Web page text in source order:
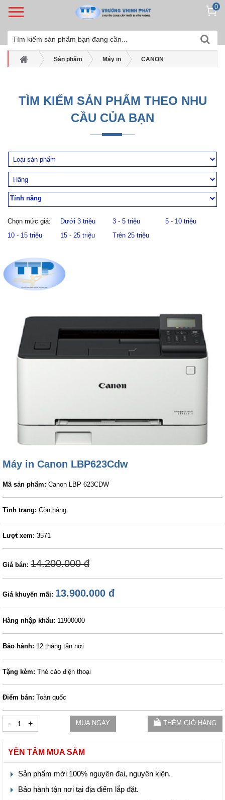
0
Sản phẩm Máy in CANON
TÌM KIẾM SẢN PHẨM THEO NHU
CẦU CỦA BẠN
Tính năng
Chọn mức giá: Dưới 3 triệu 3 - 5 triệu
5 - 10 triệu
10 - 15 triệu
15 - 25 triệu Trên 25 triệu
Máy in Canon LBP623Cdw
Mã sản phẩm: Canon LBP 623CDW
Tình trạng: Còn hàng
Lượt xem: 3571
Giá bán: 14.200.000 đ
Giá khuyến mãi: 13.900.000 đ
Hàng nhập khẩu: 11900000
Bảo hành: 12 tháng tận nơi
Tặng kèm: Thẻ cào điện thoại
Điểm bán: Toàn quốc
- + MUA NGAY THÊM GIỎ HÀNG
YÊN TÂM MUA SẮM
Sản phẩm mới 100% nguyên đai, nguyên kiện.
Bảo hành tận nơi tại địa điểm lắp đặt.